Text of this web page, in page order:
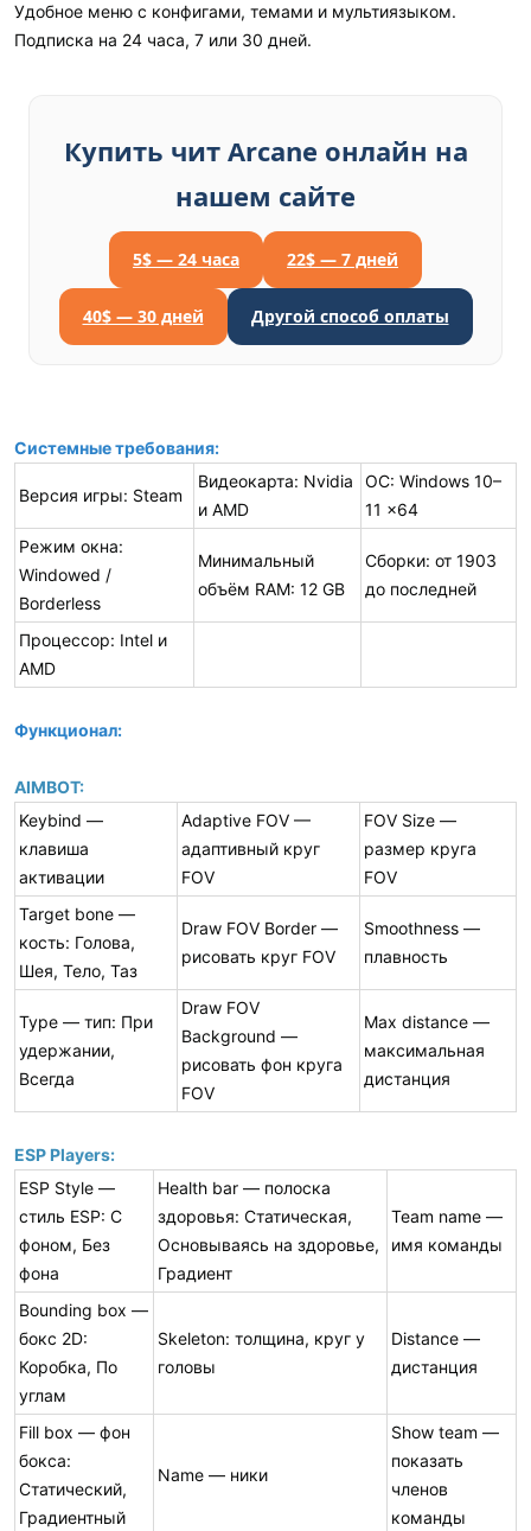
Удобное меню с конфигами, темами и мультиязыком.
Подписка на 24 часа, 7 или 30 дней.
Купить чит Arcane онлайн на
нашем сайте
5$ — 24 часа 22$ — 7 дней
40$ — 30 дней Другой способ оплаты
Системные требования:
Версия игры: Steam
Видеокарта: Nvidia
и AMD
ОС: Windows 10–
11 x64
Режим окна:
Windowed /
Borderless
Минимальный
объём RAM: 12 GB
Сборки: от 1903
до последней
Процессор: Intel и
AMD
Функционал:
AIMBOT:
Keybind —
клавиша
активации
Adaptive FOV —
адаптивный круг
FOV
FOV Size —
размер круга
FOV
Target bone —
кость: Голова,
Шея, Тело, Таз
Draw FOV Border —
рисовать круг FOV
Smoothness —
плавность
Type — тип: При
удержании,
Всегда
Draw FOV
Background —
рисовать фон круга
FOV
Max distance —
максимальная
дистанция
ESP Players:
ESP Style —
стиль ESP: С
фоном, Без
фона
Health bar — полоска
здоровья: Статическая,
Основываясь на здоровье,
Градиент
Team name —
имя команды
Bounding box —
бокс 2D:
Коробка, По
углам
Skeleton: толщина, круг у
головы
Distance —
дистанция
Fill box — фон
бокса:
Статический,
Градиентный
Name — ники
Show team —
показать
членов
команды